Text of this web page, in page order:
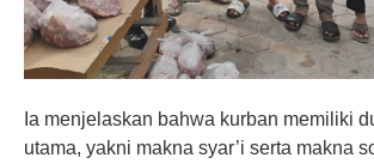
Ia menjelaskan bahwa kurban memiliki
utama, yakni makna syar’i serta makna